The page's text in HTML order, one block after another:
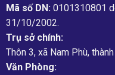
Mã số DN: 0101310801
31/10/2002.
Trụ sở chính:
Thôn 3, xã Nam Phù,
Văn Phòng: